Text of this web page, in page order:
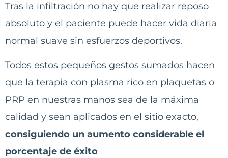
Tras la infiltración no hay que realizar reposo
absoluto y el paciente puede hacer vida diaria
normal suave sin esfuerzos deportivos.
Todos estos pequeños gestos sumados hacen
que la terapia con plasma rico en plaquetas o
PRP en nuestras manos sea de la máxima
calidad y sean aplicados en el sitio exacto,
consiguiendo un aumento considerable el
porcentaje de éxito